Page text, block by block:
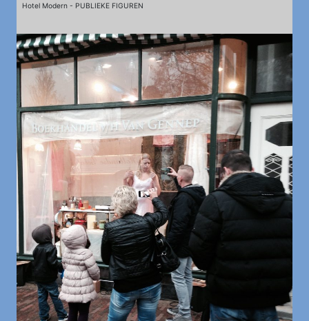
Hotel Modern - PUBLIEKE FIGUREN